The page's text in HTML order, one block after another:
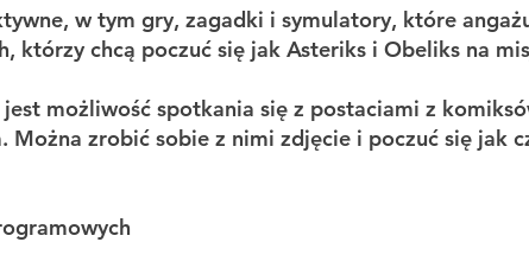
w tym gry, zagadki i symulatory, które
którzy chcą poczuć się jak Asteriks i Obeliks na
możliwość spotkania się z postaciami z
zrobić sobie z nimi zdjęcie i poczuć się jak